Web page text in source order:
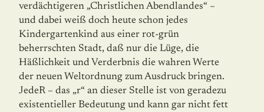
verdächtigeren „Christlichen Abendlandes“ –
und dabei weiß doch heute schon jedes
Kindergartenkind aus einer rot-grün
beherrschten Stadt, daß nur die Lüge, die
Häßlichkeit und Verderbnis die wah­ren Werte
der neuen Weltordnung zum Ausdruck bringen.
JedeR – das „r“ an dieser Stelle ist von geradezu
existentieller Bedeutung und kann gar nicht fett